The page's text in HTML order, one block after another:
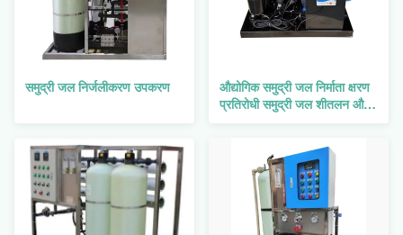
समुद्री जल निर्जलीकरण उपकरण
औद्योगिक समुद्री जल निर्माता क्षरण
प्रतिरोधी समुद्री जल शीतलन और